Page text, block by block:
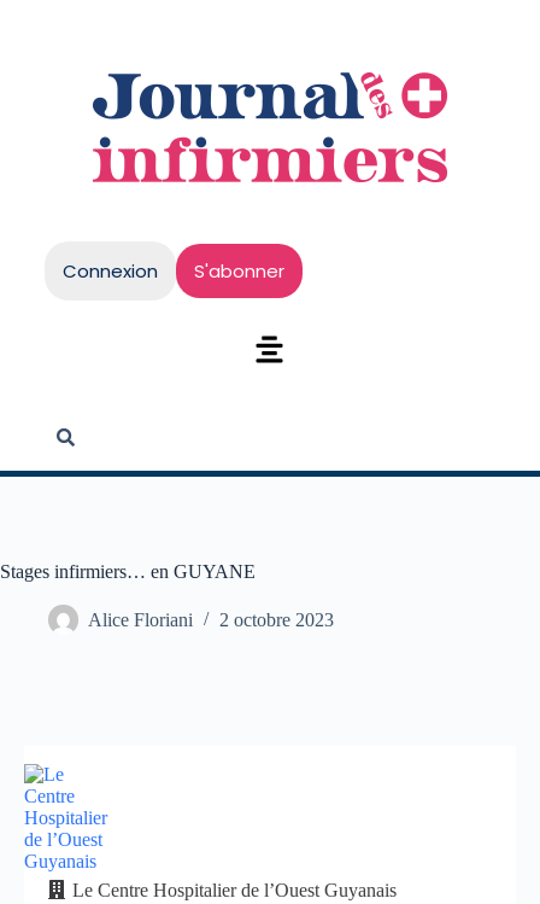
Connexion S'abonner
Stages infirmiers… en GUYANE
Alice Floriani 2 octobre 2023
Le Centre Hospitalier de l’Ouest Guyanais